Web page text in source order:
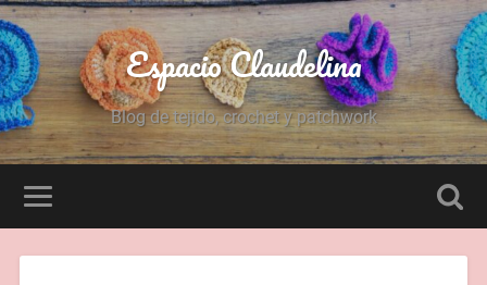
Espacio Claudelina
Blog de tejido, crochet y patchwork